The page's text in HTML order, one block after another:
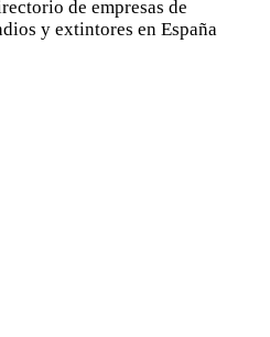
de empresas de
y extintores en España